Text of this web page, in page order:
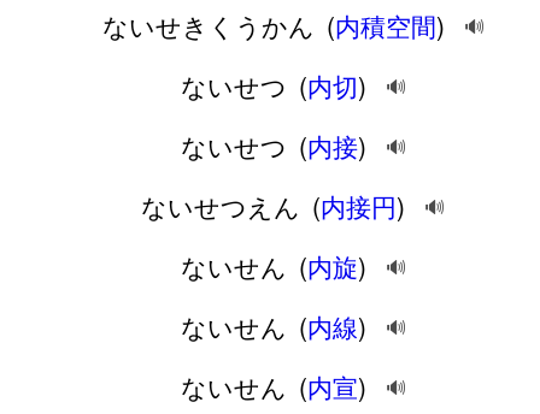
ないせきくうかん (内積空間) 🔊
ないせつ (内切) 🔊
ないせつ (内接) 🔊
ないせつえん (内接円) 🔊
ないせん (内旋) 🔊
ないせん (内線) 🔊
ないせん (内宣) 🔊